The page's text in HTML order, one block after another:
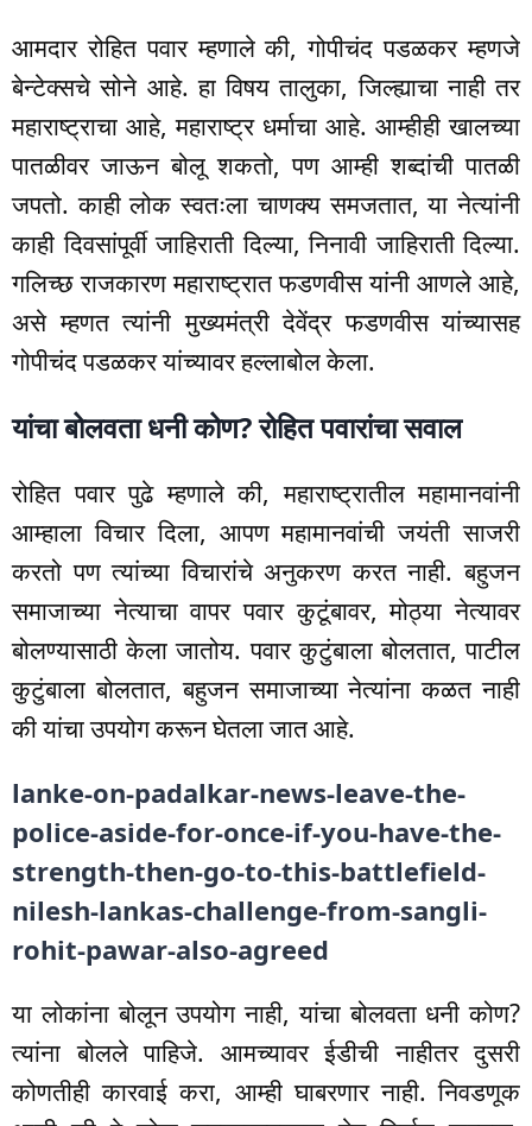
आमदार रोहित पवार म्हणाले की, गोपीचंद पडळकर म्हणजे
बेन्टेक्सचे सोने आहे. हा विषय तालुका, जिल्ह्याचा नाही तर
महाराष्ट्राचा आहे, महाराष्ट्र धर्माचा आहे. आम्हीही खालच्या
पातळीवर जाऊन बोलू शकतो, पण आम्ही शब्दांची पातळी
जपतो. काही लोक स्वतःला चाणक्य समजतात, या नेत्यांनी
काही दिवसांपूर्वी जाहिराती दिल्या, निनावी जाहिराती दिल्या.
गलिच्छ राजकारण महाराष्ट्रात फडणवीस यांनी आणले आहे,
असे म्हणत त्यांनी मुख्यमंत्री देवेंद्र फडणवीस यांच्यासह
गोपीचंद पडळकर यांच्यावर हल्लाबोल केला.
यांचा बोलवता धनी कोण? रोहित पवारांचा सवाल
रोहित पवार पुढे म्हणाले की, महाराष्ट्रातील महामानवांनी
आम्हाला विचार दिला, आपण महामानवांची जयंती साजरी
करतो पण त्यांच्या विचारांचे अनुकरण करत नाही. बहुजन
समाजाच्या नेत्याचा वापर पवार कुटूंबावर, मोठ्या नेत्यावर
बोलण्यासाठी केला जातोय. पवार कुटुंबाला बोलतात, पाटील
कुटुंबाला बोलतात, बहुजन समाजाच्या नेत्यांना कळत नाही
की यांचा उपयोग करून घेतला जात आहे.
lanke-on-padalkar-news-leave-the-
police-aside-for-once-if-you-have-the-
strength-then-go-to-this-battlefield-
nilesh-lankas-challenge-from-sangli-
rohit-pawar-also-agreed
या लोकांना बोलून उपयोग नाही, यांचा बोलवता धनी कोण?
त्यांना बोलले पाहिजे. आमच्यावर ईडीची नाहीतर दुसरी
कोणतीही कारवाई करा, आम्ही घाबरणार नाही. निवडणूक